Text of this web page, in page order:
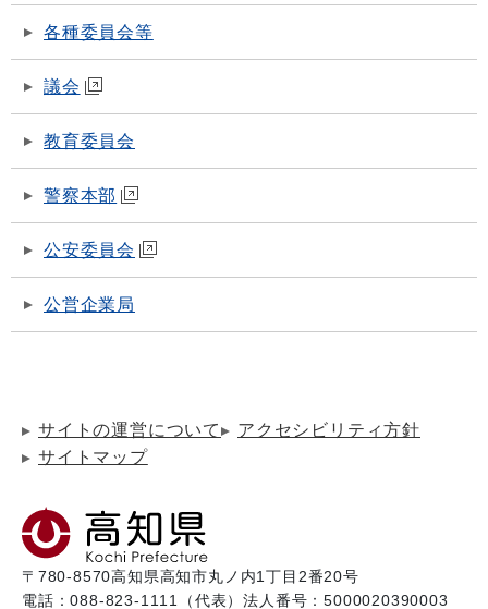
各種委員会等
議会
教育委員会
警察本部
公安委員会
公営企業局
サイトの運営について
アクセシビリティ方針
サイトマップ
〒780-8570高知県高知市丸ノ内1丁目2番20号
電話：088-823-1111（代表）法人番号：5000020390003